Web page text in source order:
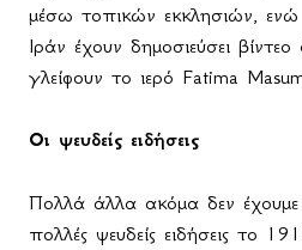
μέσω τοπικών εκκλησιών, ενώ
Ιράν έχουν δημοσιεύσει
γλείφουν το ιερό Fatima
Oι ψευδείς ειδήσεις
Πολλά άλλα ακόμα δεν
πολλές ψευδείς ειδήσεις το